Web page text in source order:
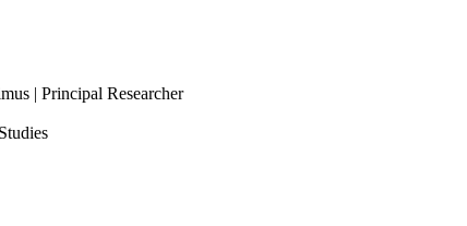
| Principal Researcher